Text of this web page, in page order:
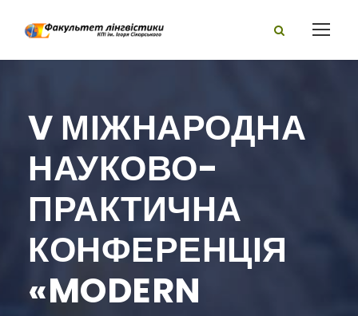
V МІЖНАРОДНА
НАУКОВО-
ПРАКТИЧНА
КОНФЕРЕНЦІЯ
«MODERN